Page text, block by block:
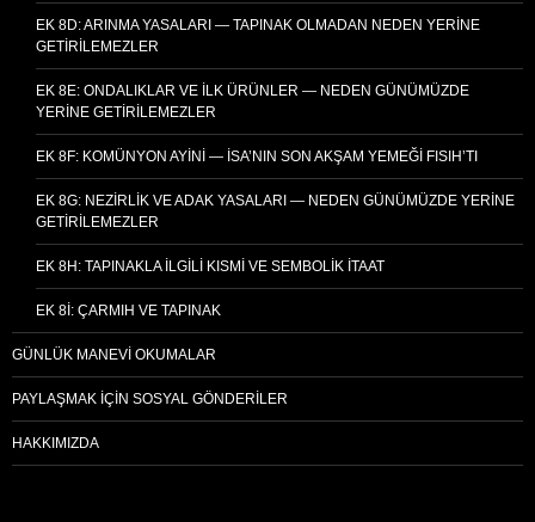
EK 8D: ARINMA YASALARI — TAPINAK OLMADAN NEDEN YERINE
GETIRILEMEZLER
EK 8E: ONDALIKLAR VE İLK ÜRÜNLER — NEDEN GÜNÜMÜZDE
YERINE GETIRILEMEZLER
EK 8F: KOMÜNYON AYINI — İSA’NIN SON AKŞAM YEMEĞI FISIH’TI
EK 8G: NEZIRLIK VE ADAK YASALARI — NEDEN GÜNÜMÜZDE YERINE
GETIRILEMEZLER
EK 8H: TAPINAKLA İLGILI KISMI VE SEMBOLIK İTAAT
EK 8I: ÇARMIH VE TAPINAK
GÜNLÜK MANEVI OKUMALAR
PAYLAŞMAK İÇIN SOSYAL GÖNDERILER
HAKKIMIZDA